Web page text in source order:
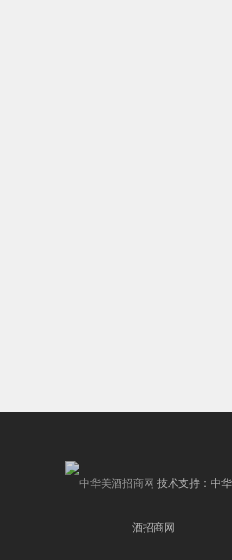
技术支持： 中
酒招商网